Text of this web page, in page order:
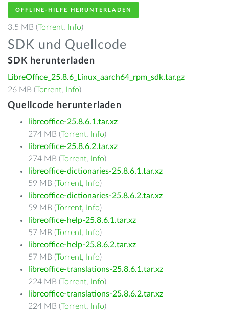
OFFLINE-HILFE HERUNTERLADEN
3.5 MB (Torrent, Info)
SDK und Quellcode
SDK herunterladen
LibreOffice_25.8.6_Linux_aarch64_rpm_sdk.tar.gz
26 MB (Torrent, Info)
Quellcode herunterladen
libreoffice-25.8.6.1.tar.xz
274 MB (Torrent, Info)
libreoffice-25.8.6.2.tar.xz
274 MB (Torrent, Info)
libreoffice-dictionaries-25.8.6.1.tar.xz
59 MB (Torrent, Info)
libreoffice-dictionaries-25.8.6.2.tar.xz
59 MB (Torrent, Info)
libreoffice-help-25.8.6.1.tar.xz
57 MB (Torrent, Info)
libreoffice-help-25.8.6.2.tar.xz
57 MB (Torrent, Info)
libreoffice-translations-25.8.6.1.tar.xz
224 MB (Torrent, Info)
libreoffice-translations-25.8.6.2.tar.xz
224 MB (Torrent, Info)